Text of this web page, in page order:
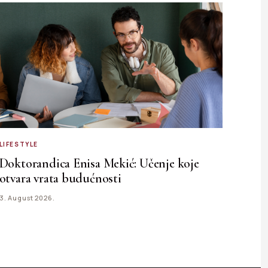
Enisa Mekić: Učenje koje
vrata budućnosti
August 2026.